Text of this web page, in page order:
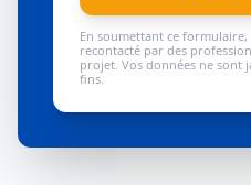
En soumettant ce formulaire,
recontacté par des
projet. Vos données ne sont
fins.